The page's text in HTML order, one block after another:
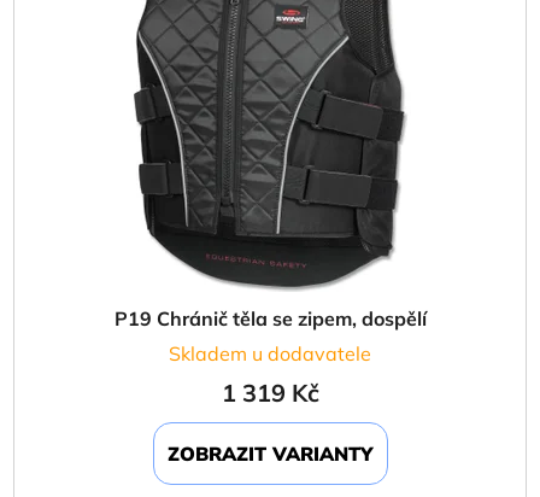
P19 Chránič těla se zipem, dospělí
Skladem u dodavatele
1 319 Kč
ZOBRAZIT VARIANTY